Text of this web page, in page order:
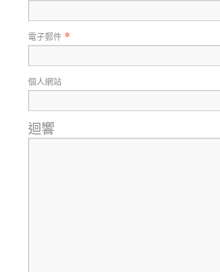
電子郵件 *
個人網站
迴響